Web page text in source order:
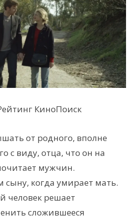
КиноПоиск
от родного, вполне
с виду, отца, что он на
мужчин.
сыну, когда умирает мать.
человек решает
сложившееся